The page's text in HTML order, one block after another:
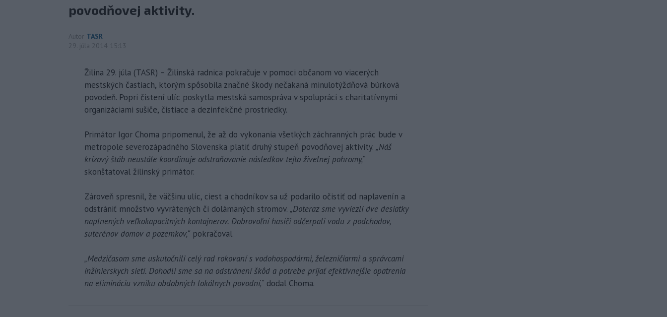
povodňovej aktivity.
Autor TASR
29. júla 2014 15:13
Žilina 29. júla (TASR) – Žilinská radnica pokračuje v pomoci občanom vo viacerých
mestských častiach, ktorým spôsobila značné škody nečakaná minulotýždňová búrková
povodeň. Popri čistení ulíc poskytla mestská samospráva v spolupráci s charitatívnymi
organizáciami sušiče, čistiace a dezinfekčné prostriedky.
Primátor Igor Choma pripomenul, že až do vykonania všetkých záchranných prác bude v
metropole severozápadného Slovenska platiť druhý stupeň povodňovej aktivity. „Náš
krízový štáb neustále koordinuje odstraňovanie následkov tejto živelnej pohromy,“
skonštatoval žilinský primátor.
Zároveň spresnil, že väčšinu ulíc, ciest a chodníkov sa už podarilo očistiť od naplavenín a
odstrániť množstvo vyvrátených či dolámaných stromov. „Doteraz sme vyviezli dve desiatky
naplnených veľkokapacitných kontajnerov. Dobrovoľní hasiči odčerpali vodu z podchodov,
suterénov domov a pozemkov,“ pokračoval.
„Medzičasom sme uskutočnili celý rad rokovaní s vodohospodármi, železničiarmi a správcami
inžinierskych sietí. Dohodli sme sa na odstránení škôd a potrebe prijať efektívnejšie opatrenia
na elimináciu vzniku obdobných lokálnych povodní,“ dodal Choma.